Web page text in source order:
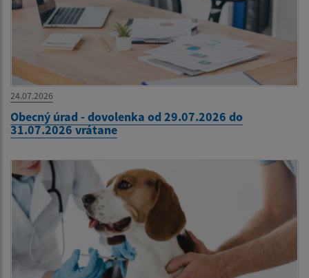
24.07.2026
Obecný úrad - dovolenka od 29.07.2026 do
31.07.2026 vrátane